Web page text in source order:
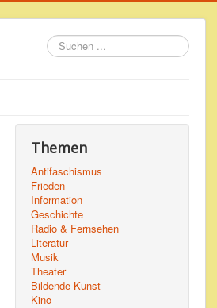
Suchen
...
Themen
Antifaschismus
Frieden
Information
Geschichte
Radio & Fernsehen
Literatur
Musik
Theater
Bildende Kunst
Kino